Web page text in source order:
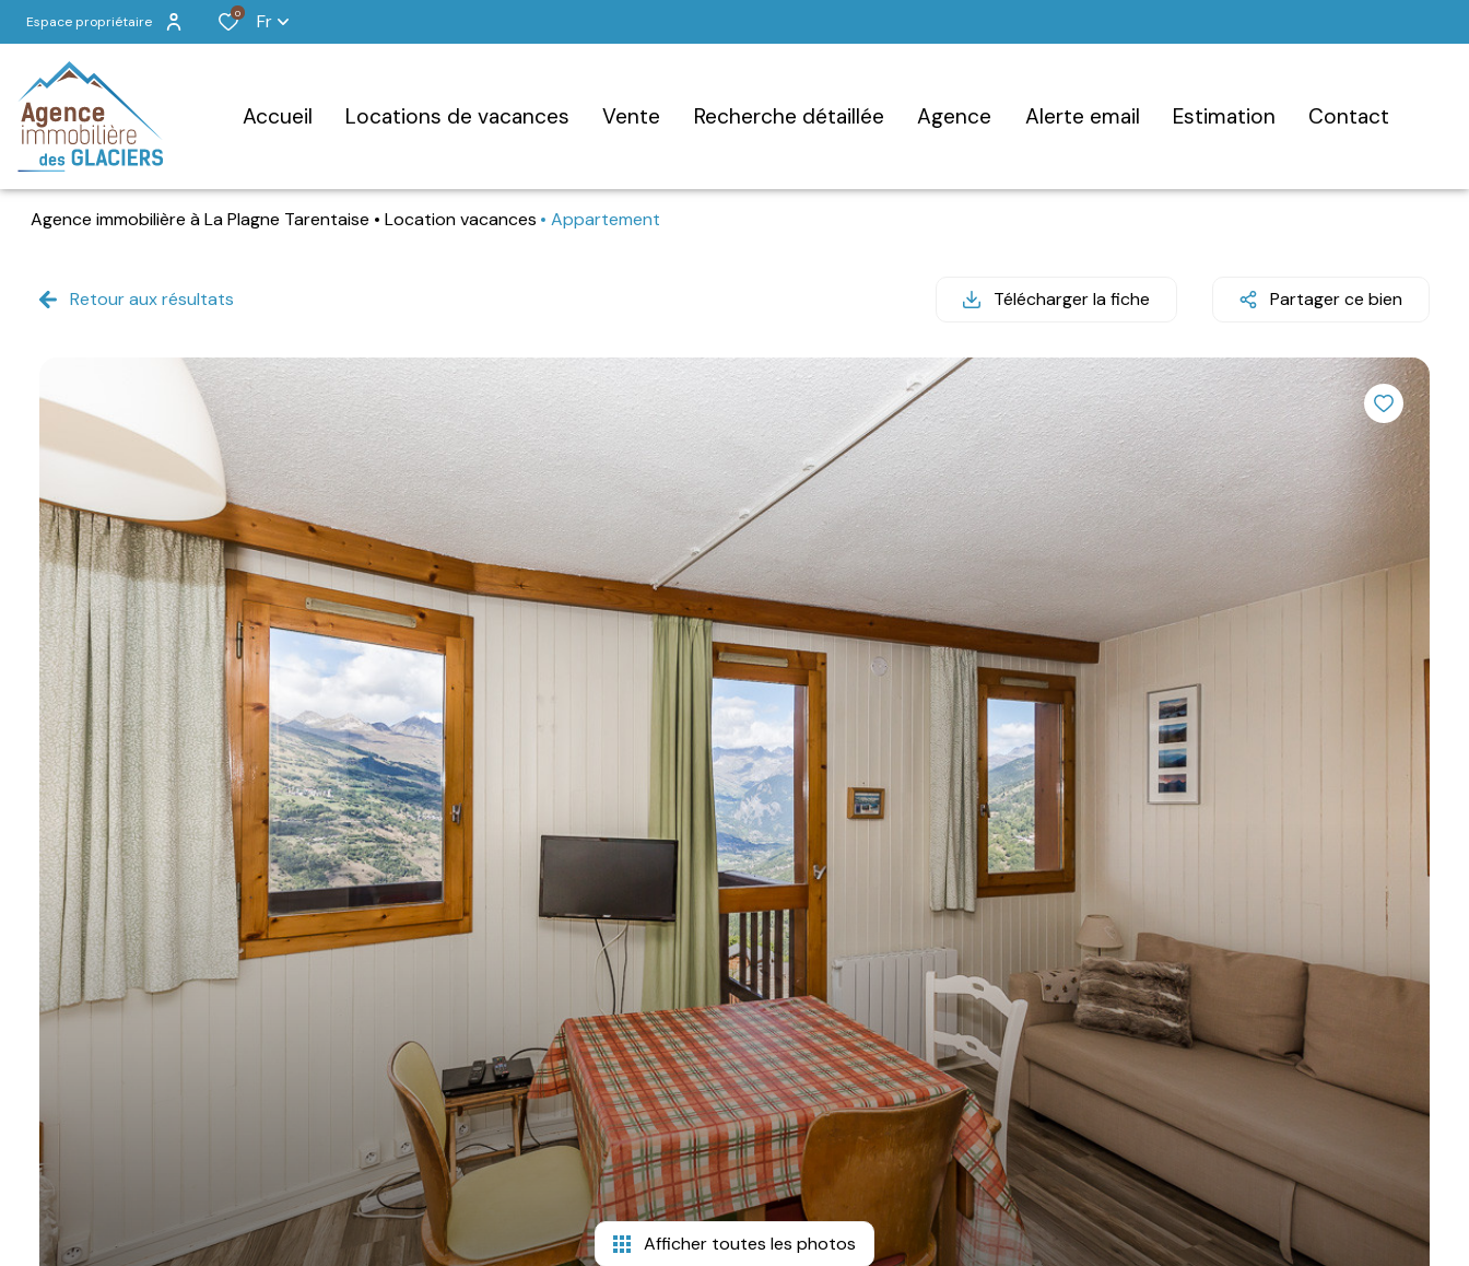
Espace propriétaire
0 Fr
accueil locations de vacances vente recherche détaillée agence alerte email estimation contact
Agence immobilière à La Plagne Tarentaise Location vacances Appartement
Retour aux résultats Télécharger la fiche Partager ce bien
Afficher toutes les photos